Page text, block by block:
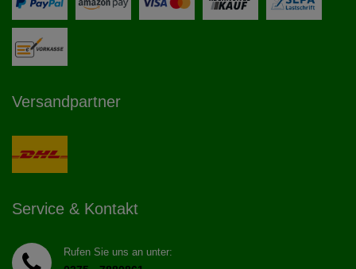
Versandpartner
Service & Kontakt
Rufen Sie uns an unter: